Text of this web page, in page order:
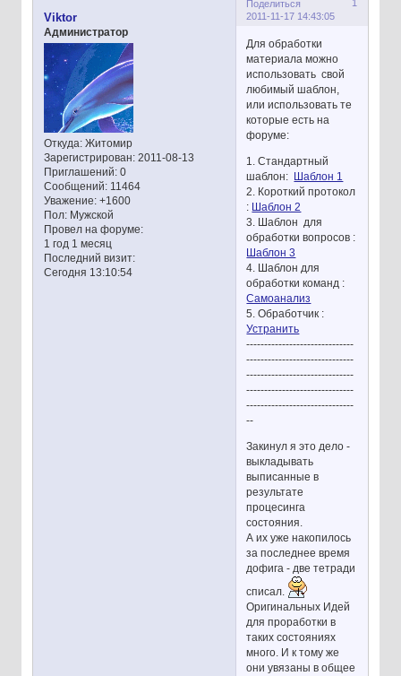
Поделиться
1
2011-11-17 14:43:05
Viktor
Администратор
Откуда:Житомир
Зарегистрирован: 2011-08-13
Приглашений:0
Сообщений:11464
Уважение: +1600
Пол:Мужской
Провел на форуме:
1 год 1 месяц
Последний визит:
Сегодня 13:10:54
Для обработки
материала можно
использовать свой
любимый шаблон,
или использовать те
которые есть на
форуме:
1. Стандартный
шаблон: Шаблон 1
2. Короткий протокол
: Шаблон 2
3. Шаблон для
обработки вопросов :
Шаблон 3
4. Шаблон для
обработки команд :
Самоанализ
5. Обработчик :
Устранить
------------------------------
------------------------------
------------------------------
------------------------------
------------------------------
--
Закинул я это дело -
выкладывать
выписанные в
результате
процесинга
состояния.
А их уже накопилось
за последнее время
дофига - две тетради
списал.
Оригинальных Идей
для проработки в
таких состояниях
много. И к тому же
они увязаны в общее